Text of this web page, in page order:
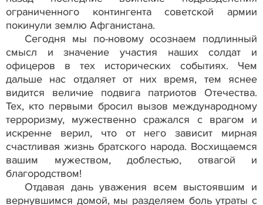
ограниченного контингента советской армии
покинули землю Афганистана.
Сегодня мы по-новому осознаем подлинный
смысл и значение участия наших солдат и
офицеров в тех исторических событи­ях. Чем
дальше нас отдаляет от них время, тем яснее
видится величие подвига патриотов Отечества.
Тех, кто первыми бросил вызов международному
терроризму, мужественно сра­жался с врагом и
искренне верил, что от него зависит мирная
счастливая жизнь братского народа. Восхищаемся
вашим мужеством, доблестью, отвагой и
благородством!
Отдавая дань уважения всем выстоявшим и
вернувшимся до­мой, мы разделяем боль утраты с